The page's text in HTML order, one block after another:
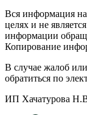
Вся информация на
целях и не
информации
Копирование
В случае жалоб
обратиться по
ИП Хачатурова